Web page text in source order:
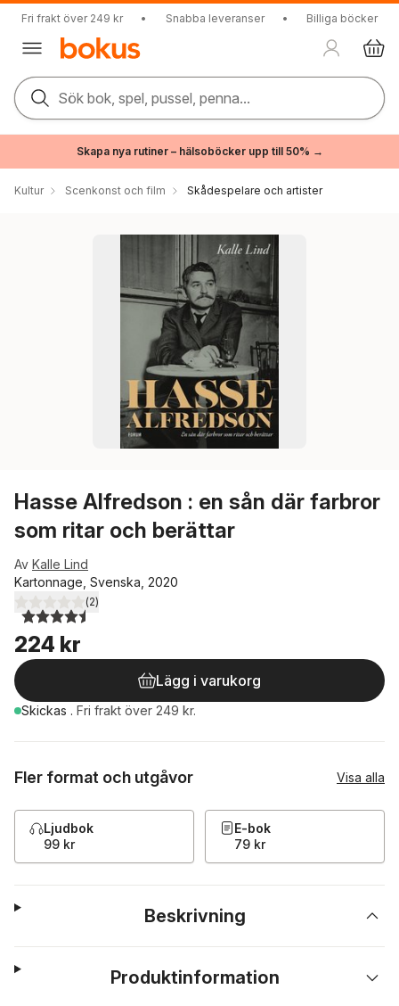
Fri frakt över 249 kr • Snabba leveranser • Billiga böcker
Sök bok, spel, pussel, penna...
Skapa nya rutiner – hälsoböcker upp till 50% →
Kultur Scenkonst och film Skådespelare och artister
Hasse Alfredson : en sån där farbror
som ritar och berättar
Av Kalle Lind
Kartonnage, Svenska, 2020
4,5utav 5 stjärnor. Totalt antal röster:
(2)
224 kr
Lägg i varukorg
Skickas . Fri frakt över 249 kr.
Fler format och utgåvor Visa alla
Ljudbok
99 kr
E-bok
79 kr
Beskrivning
Produktinformation